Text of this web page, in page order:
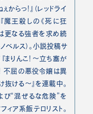
からっ！』（レッドライ
魔王殺しの《死に狂
更なる強者を求め続
ノベルス）。小説投稿サ
『まりんこ！～立ち塞が
不屈の悪役令嬢は異
ける～』を連載中。
び“混ぜるな危険”を
ア系飯テロリスト。